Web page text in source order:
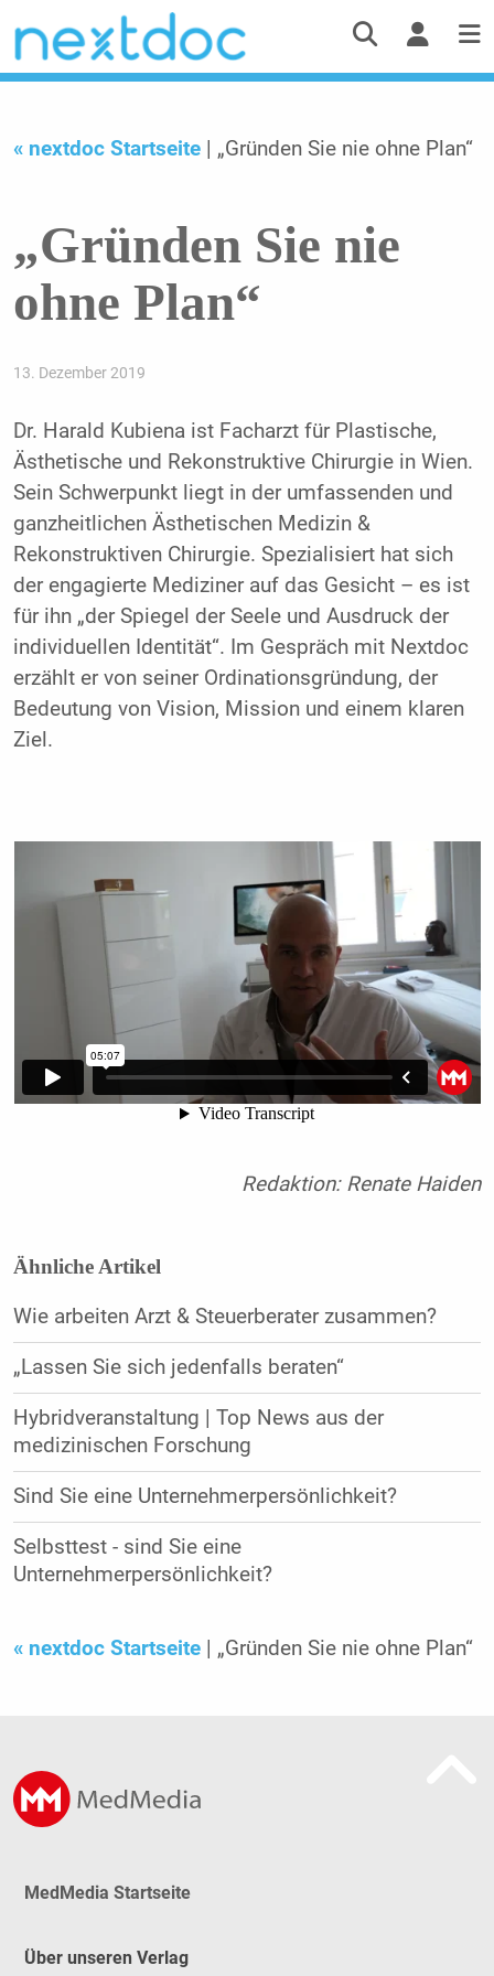
« nextdoc Startseite | „Gründen Sie nie ohne Plan“
„Gründen Sie nie
ohne Plan“
13. Dezember 2019
Dr. Harald Kubiena ist Facharzt für Plastische,
Ästhetische und Rekonstruktive Chirurgie in Wien.
Sein Schwerpunkt liegt in der umfassenden und
ganzheitlichen Ästhetischen Medizin &
Rekonstruktiven Chirurgie. Spezialisiert hat sich
der engagierte Mediziner auf das Gesicht – es ist
für ihn „der Spiegel der Seele und Ausdruck der
individuellen Identität“. Im Gespräch mit Nextdoc
erzählt er von seiner Ordinationsgründung, der
Bedeutung von Vision, Mission und einem klaren
Ziel.
Redaktion: Renate Haiden
Ähnliche Artikel
Wie arbeiten Arzt & Steuerberater zusammen?
„Lassen Sie sich jedenfalls beraten“
Hybridveranstaltung | Top News aus der
medizinischen Forschung
Sind Sie eine Unternehmerpersönlichkeit?
Selbsttest - sind Sie eine
Unternehmerpersönlichkeit?
« nextdoc Startseite | „Gründen Sie nie ohne Plan“
MedMedia Startseite
Über unseren Verlag